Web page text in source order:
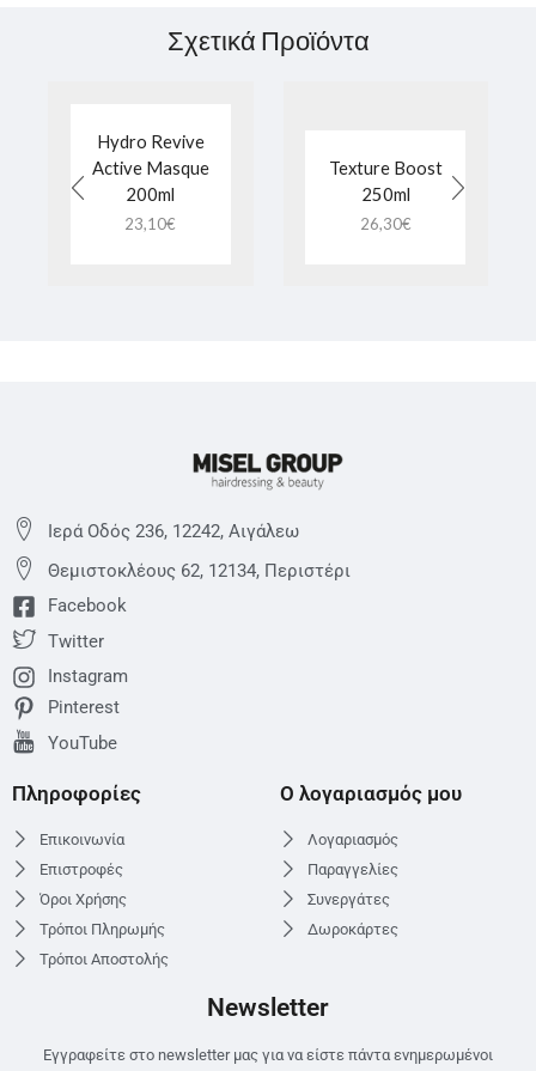
Σχετικά Προϊόντα
Hydro Revive
Active Masque
200ml
23,10€
Texture Boost
250ml
26,30€
Ιερά Οδός 236, 12242, Αιγάλεω
Θεμιστoκλέους 62, 12134, Περιστέρι
Facebook
Twitter
Instagram
Pinterest
YouTube
Πληροφορίες
Επικοινωνία
Επιστροφές
Όροι Χρήσης
Τρόποι Πληρωμής
Τρόποι Αποστολής
Ο λογαριασμός μου
Λογαριασμός
Παραγγελίες
Συνεργάτες
Δωροκάρτες
Newsletter
Εγγραφείτε στο newsletter μας για να είστε πάντα ενημερωμένοι